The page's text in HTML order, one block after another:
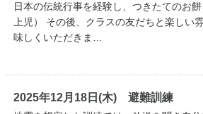
日本の伝統行事を経験し、つきたてのお
上児） その後、クラスの友だちと楽しい
味しくいただきま…
2025年12月18日(木) 避難訓練